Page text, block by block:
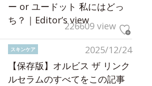
ー or ユードット 私にはどっ
ち？｜Editor’s view226609 view
2025/12/24
スキンケア
【保存版】オルビス ザ リンク
ルセラムのすべてをこの記事